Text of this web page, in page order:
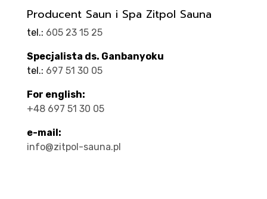
Producent Saun i Spa Zitpol Sauna
tel.: 605 23 15 25
Specjalista ds. Ganbanyoku
tel.: 697 51 30 05
For english:
+48 697 51 30 05
e-mail:
info@zitpol-sauna.pl